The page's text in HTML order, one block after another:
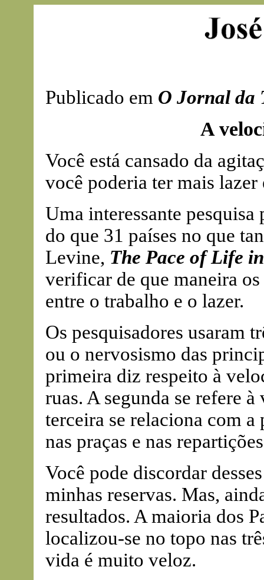
Publicado em O Jornal da
A
Você está cansado da
você poderia ter mais
Uma interessante
do que 31 países no que
Levine, The Pace of Life
verificar de que maneira
entre o trabalho e o lazer.
Os pesquisadores usaram
ou o nervosismo das
primeira diz respeito à
ruas. A segunda se refere
terceira se relaciona com
nas praças e nas
Você pode discordar
minhas reservas. Mas,
resultados. A maioria dos
localizou-se no topo nas
vida é muito veloz.